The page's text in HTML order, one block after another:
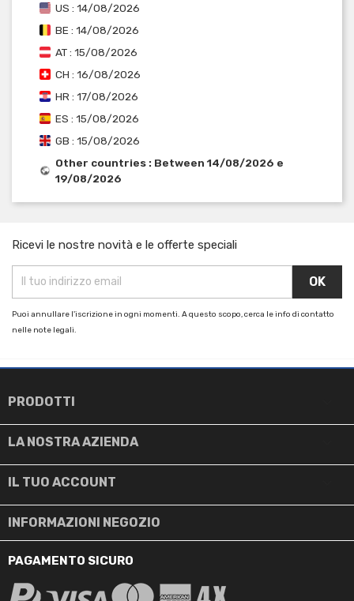
US : 14/08/2026
BE : 14/08/2026
AT : 15/08/2026
CH : 16/08/2026
HR : 17/08/2026
ES : 15/08/2026
GB : 15/08/2026
Other countries : Between 14/08/2026 e
19/08/2026
Ricevi le nostre novità e le offerte speciali
Puoi annullare l'iscrizione in ogni momenti. A questo scopo, cerca le info di contatto
nelle note legali.
PRODOTTI
LA NOSTRA AZIENDA
IL TUO ACCOUNT
INFORMAZIONI NEGOZIO
PAGAMENTO SICURO